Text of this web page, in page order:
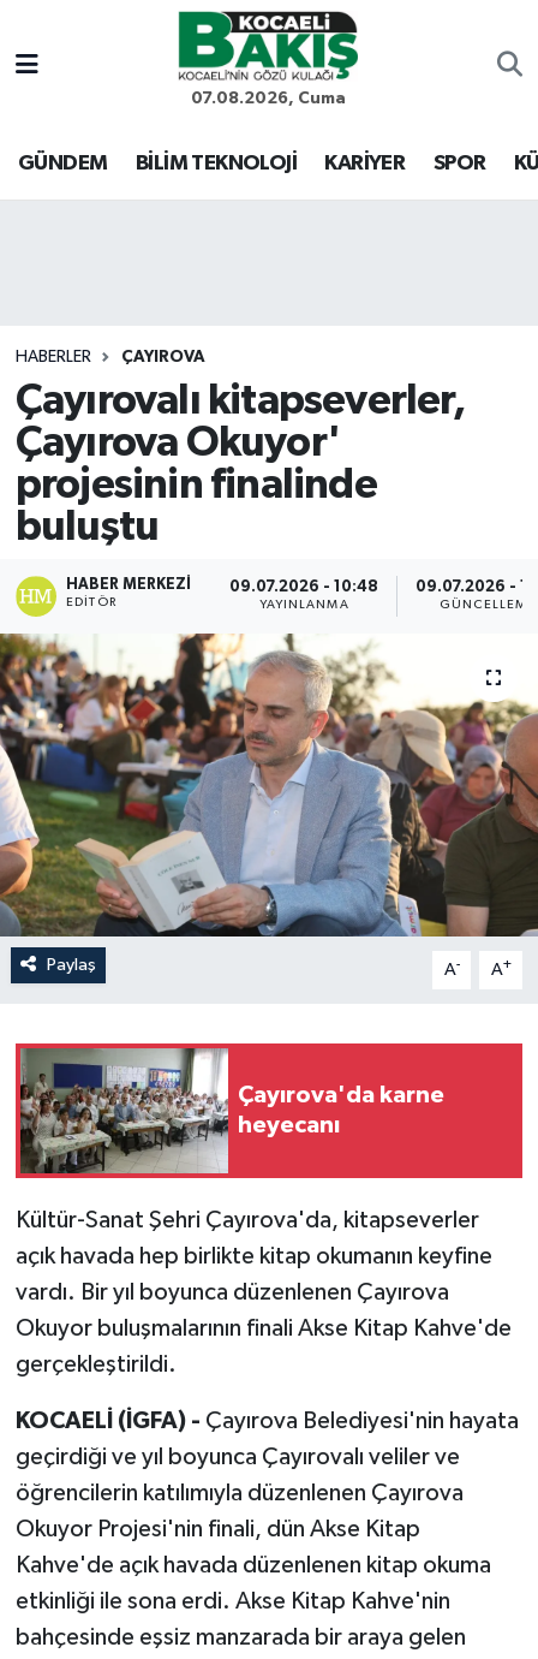
07.08.2026, Cuma
GÜNDEM BİLİM TEKNOLOJİ KARİYER SPOR
HABERLER ÇAYIROVA
Çayırovalı kitapseverler,
Çayırova Okuyor'
projesinin finalinde
buluştu
HABER MERKEZI
EDITÖR
09.07.2026 - 10:48
YAYINLANMA
09.07.2026 -
GÜNCELLEME
Paylaş A- A+
Çayırova'da karne
heyecanı
Kültür-Sanat Şehri Çayırova'da, kitapseverler
açık havada hep birlikte kitap okumanın keyfine
vardı. Bir yıl boyunca düzenlenen Çayırova
Okuyor buluşmalarının finali Akse Kitap Kahve'de
gerçekleştirildi.
KOCAELİ (İGFA) - Çayırova Belediyesi'nin hayata
geçirdiği ve yıl boyunca Çayırovalı veliler ve
öğrencilerin katılımıyla düzenlenen Çayırova
Okuyor Projesi'nin finali, dün Akse Kitap
Kahve'de açık havada düzenlenen kitap okuma
etkinliği ile sona erdi. Akse Kitap Kahve'nin
bahçesinde eşsiz manzarada bir araya gelen
Kocaeli Nöbetçi Eczaneler
Kocaeli Hava Durumu
Son Dakika Haberleri
Haber Arşivi